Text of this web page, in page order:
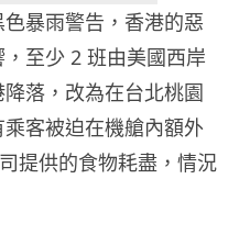
暴雨警告，香港的惡
至少 2 班由美國西岸
落，改為在台北桃園
客被迫在機艙內額外
提供的食物耗盡，情況